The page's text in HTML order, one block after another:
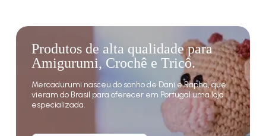
Produtos de alta qualidade para
Amigurumi, Crochê e Tricô.
Mercadurumi nasceu do sonho de Dani e Rapha, que
vieram do Brasil para oferecer em Portugal uma loja
especializada.